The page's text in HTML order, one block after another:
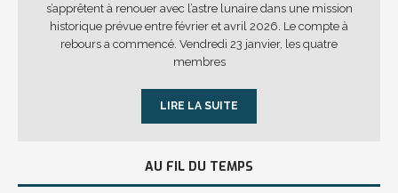
s’apprêtent à renouer avec l’astre lunaire dans une mission
historique prévue entre février et avril 2026. Le compte à
rebours a commencé. Vendredi 23 janvier, les quatre
membres
LIRE LA SUITE
AU FIL DU TEMPS